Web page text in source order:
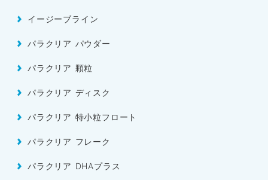
イージーブライン
パラクリア パウダー
パラクリア 顆粒
パラクリア ディスク
パラクリア 特小粒フロート
パラクリア フレーク
パラクリア DHAプラス